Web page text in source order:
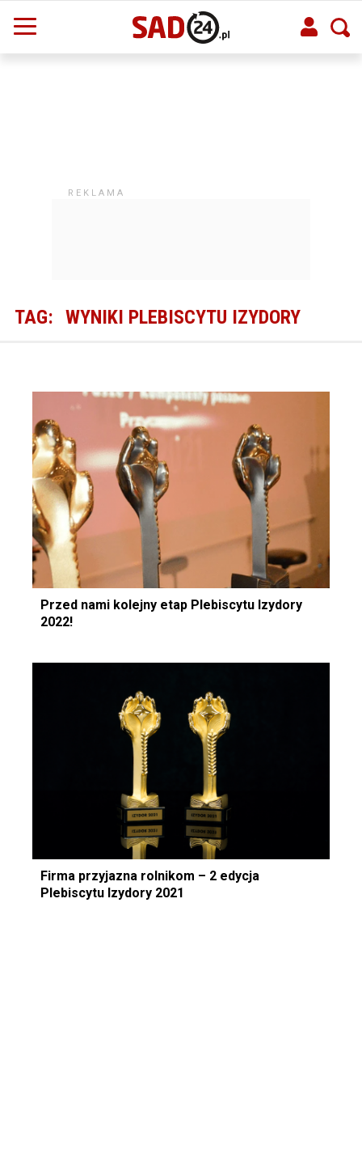
TAG: WYNIKI PLEBISCYTU IZYDORY
Przed nami kolejny etap Plebiscytu Izydory
2022!
Firma przyjazna rolnikom – 2 edycja
Plebiscytu Izydory 2021